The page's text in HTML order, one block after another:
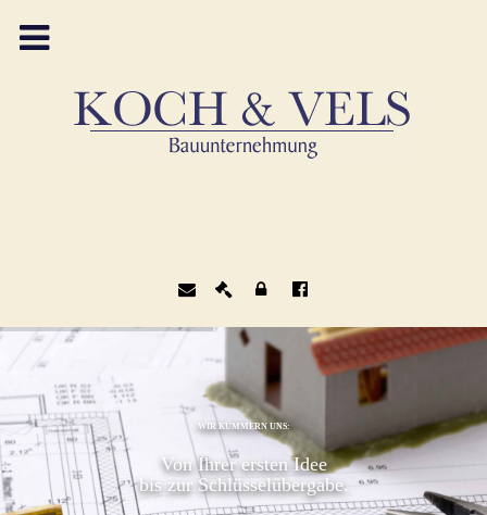
WIR KÜMMERN UNS:
Von Ihrer ersten Idee
bis zur Schlüsselübergabe.